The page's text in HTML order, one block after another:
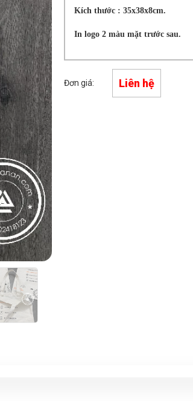
Kích thước : 35x38x8cm.
In logo 2 màu mặt trước sau.
Đơn giá: Liên hệ